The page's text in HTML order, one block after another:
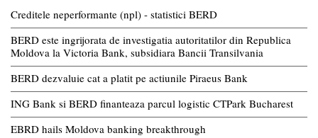
Creditele neperformante (npl) - statistici BERD
BERD este ingrijorata de investigatia autoritatilor din Republica
Moldova la Victoria Bank, subsidiara Bancii Transilvania
BERD dezvaluie cat a platit pe actiunile Piraeus Bank
ING Bank si BERD finanteaza parcul logistic CTPark Bucharest
EBRD hails Moldova banking breakthrough